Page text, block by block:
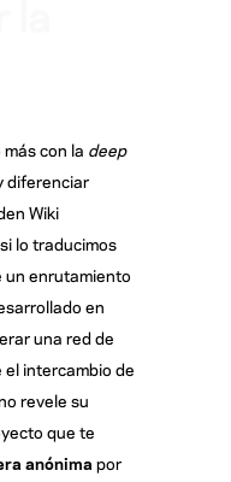
con la deep
diferenciar
Wiki
lo traducimos
un enrutamiento
en
una red de
intercambio de
revele su
que te
anónima por